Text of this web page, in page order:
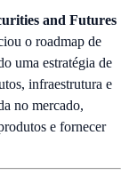
and Futures
o roadmap de
uma estratégia de
infraestrutura e
no mercado,
e fornecer